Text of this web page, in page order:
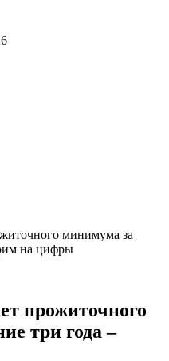
минимума за
на цифры
прожиточного
три года –